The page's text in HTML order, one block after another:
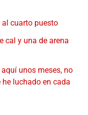
al cuarto puesto
cal y una de arena
unos meses, no
luchado en cada